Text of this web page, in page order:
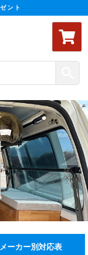
ント
他さまざまな
品を取り扱っております。
、車内の空間を有効活用して
全に運ぶことができます。
ーカー別対応表